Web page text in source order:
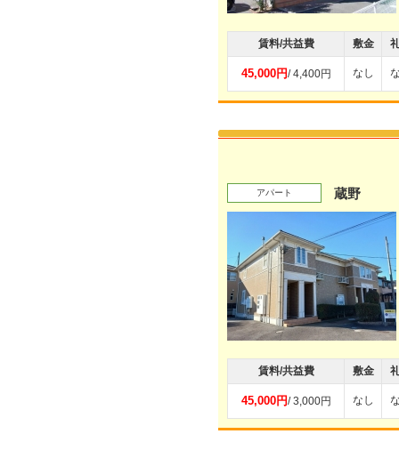
賃料/共益費 敷金
45,000円/ 4,400円 なし
アパート 蔵野
賃料/共益費 敷金
45,000円/ 3,000円 なし